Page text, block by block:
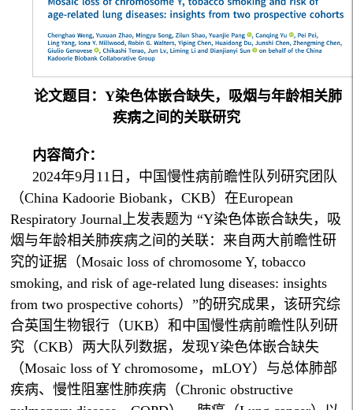
论文题目：Y染色体嵌合缺失，吸烟与年龄相关肺
疾病之间的关联研究
内容简介：
2024年9月11日，中国慢性病前瞻性队列研究团队
（China Kadoorie Biobank，CKB）在European
Respiratory Journal上发表题为 “Y染色体嵌合缺失，吸
烟与年龄相关肺疾病之间的关联：来自两大前瞻性研
究的证据（Mosaic loss of chromosome Y, tobacco
smoking, and risk of age-related lung diseases: insights
from two prospective cohorts）”的研究成果，该研究综
合英国生物银行（UKB）和中国慢性病前瞻性队列研
究（CKB）两大队列数据，发现Y染色体嵌合缺失
（Mosaic loss of Y chromosome，mLOY）与总体肺部
疾病、慢性阻塞性肺疾病（Chronic obstructive